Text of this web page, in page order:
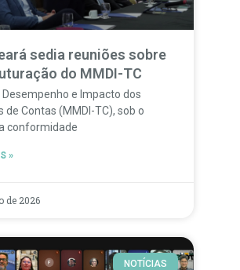
sedia reuniões sobre
do MMDI-TC
Desempenho e Impacto dos
de Contas (MMDI-TC), sob o
conformidade
»
de 2026
NOTÍCIAS